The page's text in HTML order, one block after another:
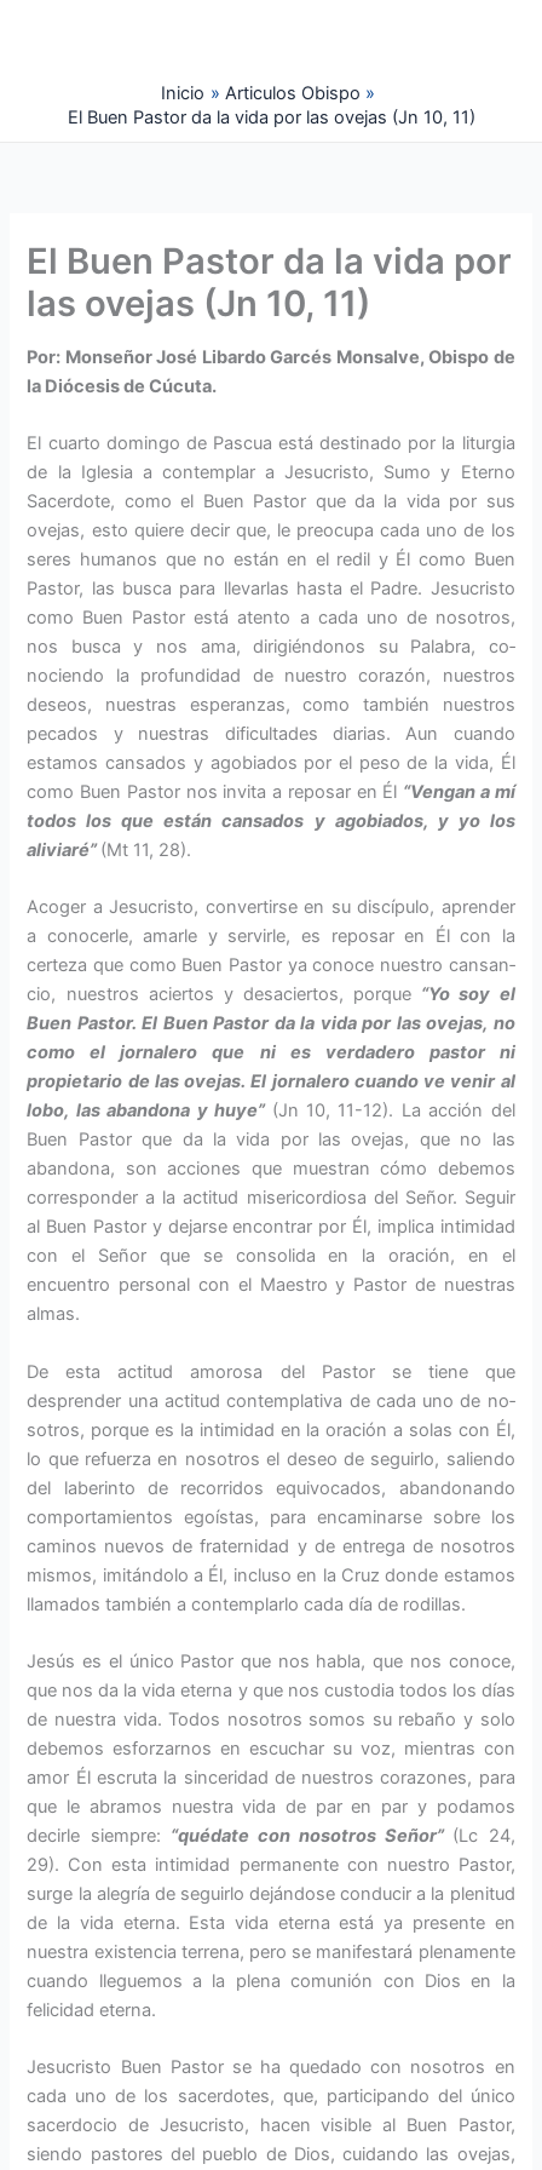
Inicio
Articulos Obispo
El Buen Pastor da la vida por las ovejas (Jn 10, 11)
El Buen Pastor da la vida por
las ovejas (Jn 10, 11)
Por: Monseñor José Libardo Garcés Monsalve, Obispo de
la Diócesis de Cúcuta.
El cuarto domingo de Pascua está destinado por la liturgia
de la Iglesia a contemplar a Je­sucristo, Sumo y Eterno
Sacerdote, como el Buen Pastor que da la vida por sus
ovejas, esto quiere decir que, le preocupa cada uno de los
seres humanos que no están en el redil y Él como Buen
Pastor, las busca para llevarlas hasta el Padre. Jesucristo
como Buen Pastor está atento a cada uno de nosotros,
nos busca y nos ama, dirigiéndonos su Palabra, co­
nociendo la profundidad de nuestro corazón, nuestros
deseos, nuestras esperanzas, como también nuestros
pecados y nuestras dificultades dia­rias. Aun cuando
estamos cansados y agobiados por el peso de la vida, Él
como Buen Pastor nos invita a re­posar en Él “Vengan a mí
todos los que están cansados y agobiados, y yo los
aliviaré”(Mt 11, 28).
Acoger a Jesucristo, convertirse en su discípulo, aprender
a conocer­le, amarle y servirle, es reposar en Él con la
certeza que como Buen Pastor ya conoce nuestro cansan­
cio, nuestros aciertos y desaciertos, porque “Yo soy el
Buen Pastor. El Buen Pastor da la vida por las ove­jas, no
como el jornalero que ni es verdadero pastor ni
propietario de las ovejas. El jornalero cuando ve venir al
lobo, las abandona y huye” (Jn 10, 11-12). La acción del
Buen Pastor que da la vida por las ovejas, que no las
abandona, son acciones que muestran cómo debemos
corres­ponder a la actitud misericordiosa del Señor. Seguir
al Buen Pastor y dejarse encontrar por Él, implica intimidad
con el Señor que se con­solida en la oración, en el
encuentro personal con el Maestro y Pastor de nuestras
almas.
De esta actitud amorosa del Pastor se tiene que
desprender una actitud contemplativa de cada uno de no­
sotros, porque es la intimidad en la oración a solas con Él,
lo que refuer­za en nosotros el deseo de seguirlo, saliendo
del laberinto de recorridos equivocados, abandonando
com­portamientos egoístas, para encami­narse sobre los
caminos nuevos de fraternidad y de entrega de nosotros
mismos, imitándolo a Él, incluso en la Cruz donde estamos
llamados también a contemplarlo cada día de rodillas.
Jesús es el único Pastor que nos habla, que nos conoce,
que nos da la vida eterna y que nos custodia todos los días
de nuestra vida. Todos nosotros so­mos su rebaño y solo
debemos esfor­zarnos en escuchar su voz, mientras con
amor Él escruta la sinceridad de nuestros corazones, para
que le abramos nuestra vida de par en par y podamos
decirle siempre: “qué­date con nosotros Señor” (Lc 24,
29). Con esta intimidad permanente con nuestro Pastor,
surge la alegría de seguirlo dejándose conducir a la plenitud
de la vida eterna. Esta vida eterna está ya presente en
nuestra existencia terrena, pero se manifes­tará plenamente
cuando lleguemos a la plena comunión con Dios en la
felicidad eterna.
Jesucristo Buen Pastor se ha queda­do con nosotros en
cada uno de los sacerdotes, que, participando del único
sacerdocio de Jesucristo, ha­cen visible al Buen Pastor,
siendo pastores del pueblo de Dios, cuidan­do las ovejas,